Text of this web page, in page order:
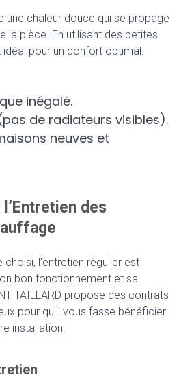
une chaleur douce qui se propage
la pièce. En utilisant des petites
pour un confort optimal.
inégalé.
de radiateurs visibles).
neuves et
des
choisi, l'entretien régulier est
bon fonctionnement et sa
TAILLARD propose des contrats
pour qu'il vous fasse bénéficier
installation.